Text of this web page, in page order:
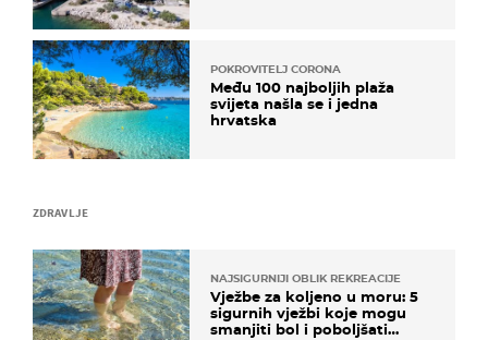
ZDRAVLJE
NAJSIGURNIJI OBLIK REKREACIJE
Vježbe za koljeno u moru: 5
sigurnih vježbi koje mogu
smanjiti bol i poboljšati
POKROVITELJ CORONA
Među 100 najboljih plaža
svijeta našla se i jedna
hrvatska